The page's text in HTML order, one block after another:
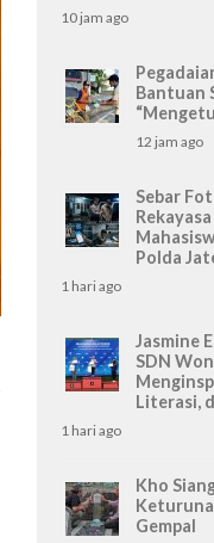
10 jam ago
Bantuan
12 jam ago
Sebar
Polda
1 hari ago
Jasmine
SDN
Literasi,
1 hari ago
Kho
Gempal